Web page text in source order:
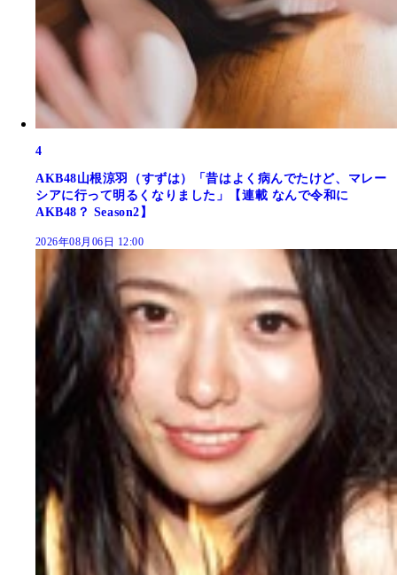
4
AKB48山根涼羽（すずは）「昔はよく病んでたけど、マレー
シアに行って明るくなりました」【連載 なんで令和に
AKB48？ Season2】
2026年08月06日 12:00